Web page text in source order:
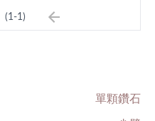
(1-1)
單顆鑽石